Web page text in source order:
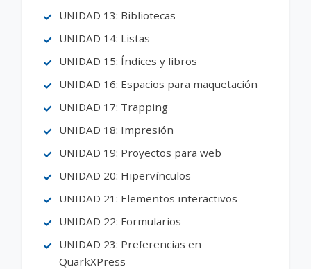
UNIDAD 13: Bibliotecas
UNIDAD 14: Listas
UNIDAD 15: Índices y libros
UNIDAD 16: Espacios para maquetación
UNIDAD 17: Trapping
UNIDAD 18: Impresión
UNIDAD 19: Proyectos para web
UNIDAD 20: Hipervínculos
UNIDAD 21: Elementos interactivos
UNIDAD 22: Formularios
UNIDAD 23: Preferencias en
QuarkXPress